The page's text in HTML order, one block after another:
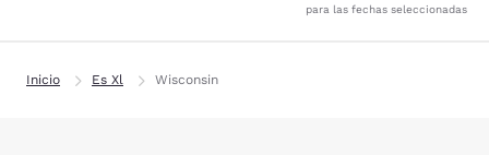
para las fechas seleccionadas
Inicio Es Xl Wisconsin